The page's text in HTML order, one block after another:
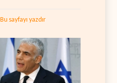
Bu sayfayı yazdır